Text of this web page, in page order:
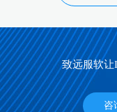
致远服软
咨